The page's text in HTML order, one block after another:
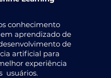
conhecimento
aprendizado de
de
artificial para
experiência
usuários.